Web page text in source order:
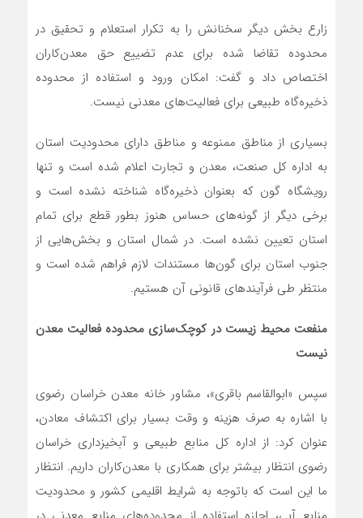
زارع بخش دیگر سخنانش را به تکرار استعلام و تحقیق در
محدوده تقاضا شده برای عدم تضییع حق معدن‌کاران
اختصاص داد و گفت: امکان ورود و استفاده از محدوده‌
ذخیره‌گاه طبیعی برای فعالیت‌های معدنی نیست.
بسیاری از مناطق ممنوعه و مناطق دارای محدودیت استان
به اداره کل صنعت، معدن و تجارت اعلام شده است و تنها
رویشگاه گون که بعنوان ذخیره‌گاه شناخته نشده است و
برخی دیگر از گونه‌های حساس هنوز بطور قطع برای تمام
استان تعیین نشده است. در شمال استان و بخش‌هایی از
جنوب استان برای گون‌ها مستندات لازم فراهم شده است و
منتظر طی فرآیندهای قانونی آن هستیم.
منفعت محیط زیست در کوچک‌سازی محدوده‌ فعالیت معدن
نیست
سپس «ابوالقاسم باقری»، مشاور خانه معدن خراسان رضوی
با اشاره به صرف هزینه و وقت بسیار برای اکتشاف معادن،
عنوان کرد: از اداره کل منابع طبیعی و آبخیزداری خراسان
رضوی انتظار بیشتر برای همکاری با معدن‌کاران داریم. انتظار
ما این است که باتوجه به شرایط اقلیمی کشور و محدودیت